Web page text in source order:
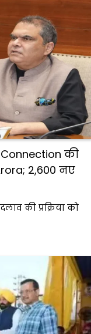
की
2,600 नए
की प्रक्रिया को